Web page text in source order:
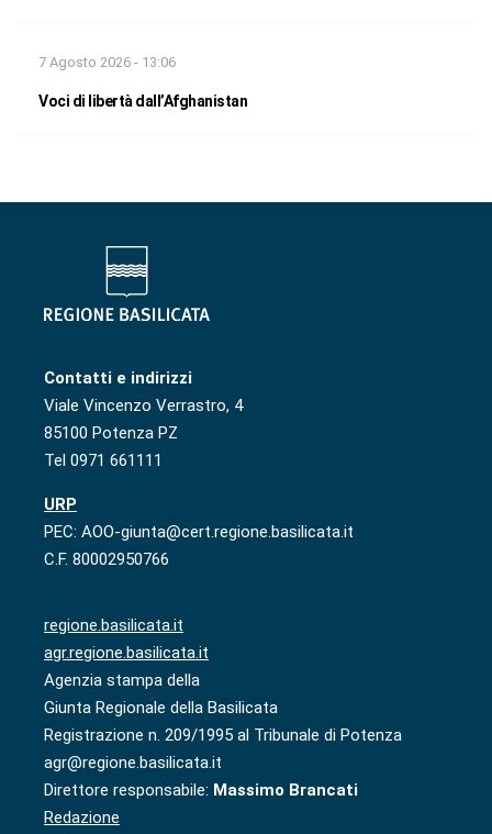
7 Agosto 2026 - 13:06
Voci di libertà dall’Afghanistan
Contatti e indirizzi
Viale Vincenzo Verrastro, 4
85100 Potenza PZ
Tel 0971 661111
URP
PEC: AOO-giunta@cert.regione.basilicata.it
C.F. 80002950766
regione.basilicata.it
agr.regione.basilicata.it
Agenzia stampa della
Giunta Regionale della Basilicata
Registrazione n. 209/1995 al Tribunale di Potenza
agr@regione.basilicata.it
Direttore responsabile: Massimo Brancati
Redazione